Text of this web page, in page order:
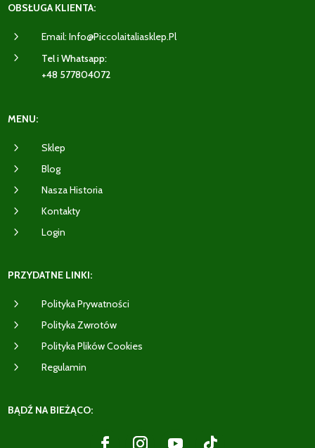
OBSŁUGA KLIENTA:
5 Email: Info@piccolaitaliasklep.pl
5
Tel i Whatsapp:
+48 577804072
MENU:
5 Sklep
5 Blog
5 Nasza Historia
5 Kontakty
5 Login
PRZYDATNE LINKI:
5 Polityka Prywatności
5 Polityka Zwrotów
5 Polityka Plików Cookies
5 Regulamin
BĄDŹ NA BIEŻĄCO: